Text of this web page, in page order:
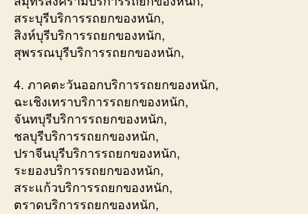
สระบุรีบริการรถยกของหนัก,
สิงห์บุรีบริการรถยกของหนัก,
สุพรรณบุรีบริการรถยกของหนัก,
4. ภาคตะวันออกบริการรถยกของหนัก,
ฉะเชิงเทราบริการรถยกของหนัก,
จันทบุรีบริการรถยกของหนัก,
ชลบุรีบริการรถยกของหนัก,
ปราจีนบุรีบริการรถยกของหนัก,
ระยองบริการรถยกของหนัก,
สระแก้วบริการรถยกของหนัก,
ตราดบริการรถยกของหนัก,